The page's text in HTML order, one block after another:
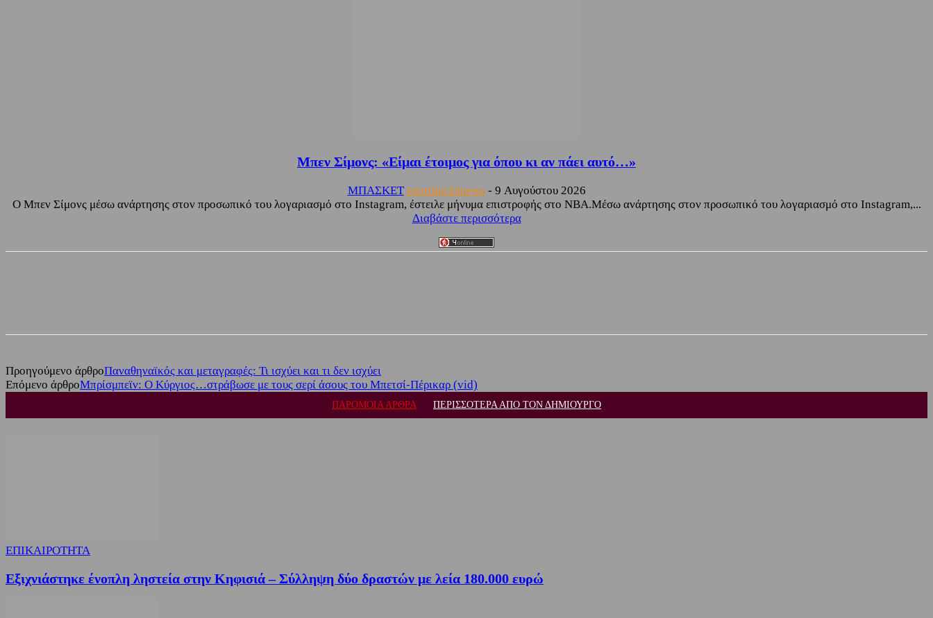
Μπεν Σίμονς: «Είμαι έτοιμος για όπου κι αν πάει αυτό…»
ΜΠΑΣΚΕΤ sporting24news - 9 Αυγούστου 2026
Ο Μπεν Σίμονς μέσω ανάρτησης στον προσωπικό του λογαριασμό στο Instagram, έστειλε μήνυμα επιστροφής στο NBA.Μέσω ανάρτησης στον προσωπικό του λογαριασμό στο Instagram,...
Διαβάστε περισσότερα
Προηγούμενο άρθροΠαναθηναϊκός και μεταγραφές: Τι ισχύει και τι δεν ισχύει
Επόμενο άρθροΜπρίσμπεϊν: Ο Κύργιος…στράβωσε με τους σερί άσους του Μπετσί-Πέρικαρ (vid)
ΠΑΡΟΜΟΙΑ ΑΡΘΡΑ ΠΕΡΙΣΣΟΤΕΡΑ ΑΠΟ ΤΟΝ ΔΗΜΙΟΥΡΓΟ
ΕΠΙΚΑΙΡΟΤΗΤΑ
Εξιχνιάστηκε ένοπλη ληστεία στην Κηφισιά – Σύλληψη δύο δραστών με λεία 180.000 ευρώ